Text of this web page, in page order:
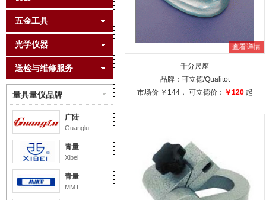
五金工具
光学仪器
送检与维修服务
量具量仪品牌
广陆
Guanglu
青量
Xibei
青量
MMT
查看详情
千分尺座
品牌： 可立德/Qualitot
市场价 ￥144， 可立德价： ￥120起